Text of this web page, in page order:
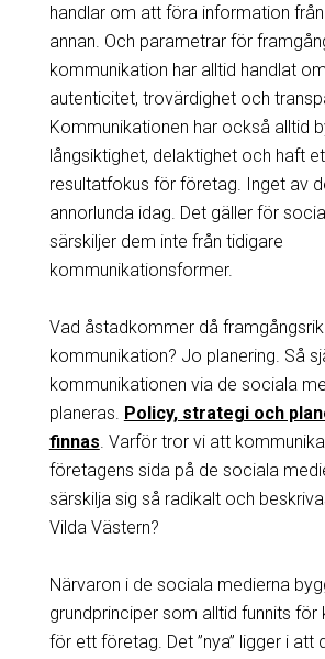
handlar om att föra information
annan. Och parametrar för
kommunikation har alltid handlat
autenticitet, trovärdighet och
Kommunikationen har också alltid
långsiktighet, delaktighet och haft
resultatfokus för företag. Inget av
annorlunda idag. Det gäller för
särskiljer dem inte från tidigare
kommunikationsformer.
Vad åstadkommer då framgångsrik
kommunikation? Jo planering. Så
kommunikationen via de sociala
planeras. Policy, strategi och
finnas . Varför tror vi att
företagens sida på de sociala
särskilja sig så radikalt och
Vilda Västern?
Närvaron i de sociala medierna
grundprinciper som alltid funnits för
för ett företag. Det ”nya” ligger i att